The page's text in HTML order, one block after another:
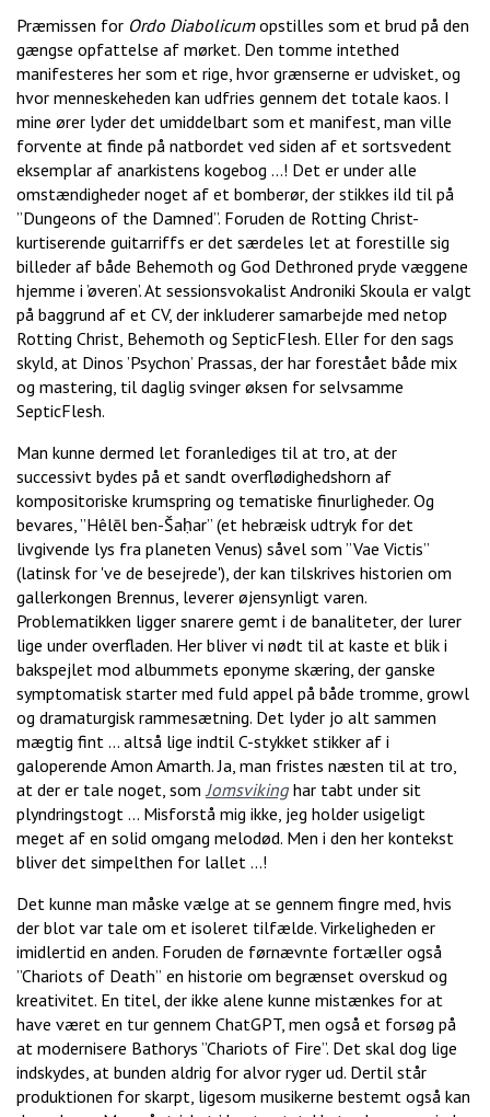
Præmissen for Ordo Diabolicumopstilles som et brud på den
gængse opfattelse af mørket. Den tomme intethed
manifesteres her som et rige, hvor grænserne er udvisket, og
hvor menneskeheden kan udfries gennem det totale kaos. I
mine ører lyder det umiddelbart som et manifest, man ville
forvente at finde på natbordet ved siden af et sortsvedent
eksemplar af anarkistens kogebog …! Det er under alle
omstændigheder noget af et bomberør, der stikkes ild til på
”Dungeons of the Damned”. Foruden de Rotting Christ-
kurtiserende guitarriffs er det særdeles let at forestille sig
billeder af både Behemoth og God Dethroned pryde væggene
hjemme i ’øveren’. At sessionsvokalist Androniki Skoula er valgt
på baggrund af et CV, der inkluderer samarbejde med netop
Rotting Christ, Behemoth og SepticFlesh. Eller for den sags
skyld, at Dinos ’Psychon’ Prassas, der har forestået både mix
og mastering, til daglig svinger øksen for selvsamme
SepticFlesh.
Man kunne dermed let foranlediges til at tro, at der
successivt bydes på et sandt overflødighedshorn af
kompositoriske krumspring og tematiske finurligheder. Og
bevares, ”Hêlēl ben-Šaḥar” (et hebræisk udtryk for det
livgivende lys fra planeten Venus) såvel som ”Vae Victis”
(latinsk for 've de besejrede'), der kan tilskrives historien om
gallerkongen Brennus, leverer øjensynligt varen.
Problematikken ligger snarere gemt i de banaliteter, der lurer
lige under overfladen. Her bliver vi nødt til at kaste et blik i
bakspejlet mod albummets eponyme skæring, der ganske
symptomatisk starter med fuld appel på både tromme, growl
og dramaturgisk rammesætning. Det lyder jo alt sammen
mægtig fint … altså lige indtil C-stykket stikker af i
galoperende Amon Amarth. Ja, man fristes næsten til at tro,
at der er tale noget, somJomsvikinghar tabt under sit
plyndringstogt ... Misforstå mig ikke, jeg holder usigeligt
meget af en solid omgang melodød. Men i den her kontekst
bliver det simpelthen for lallet …!
Det kunne man måske vælge at se gennem fingre med, hvis
der blot var tale om et isoleret tilfælde. Virkeligheden er
imidlertid en anden. Foruden de førnævnte fortæller også
”Chariots of Death” en historie om begrænset overskud og
kreativitet. En titel, der ikke alene kunne mistænkes for at
have været en tur gennem ChatGPT, men også et forsøg på
at modernisere Bathorys ”Chariots of Fire”. Det skal dog lige
indskydes, at bunden aldrig for alvor ryger ud. Dertil står
produktionen for skarpt, ligesom musikerne bestemt også kan